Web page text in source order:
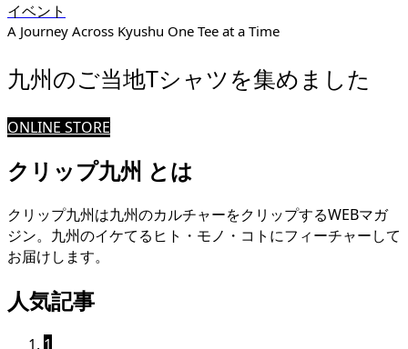
イベント
A Journey Across Kyushu One Tee at a Time
九州のご当地Tシャツを集めました
ONLINE STORE
クリップ九州 とは
クリップ九州は九州のカルチャーをクリップするWEBマガ
ジン。九州のイケてるヒト・モノ・コトにフィーチャーして
お届けします。
人気記事
1